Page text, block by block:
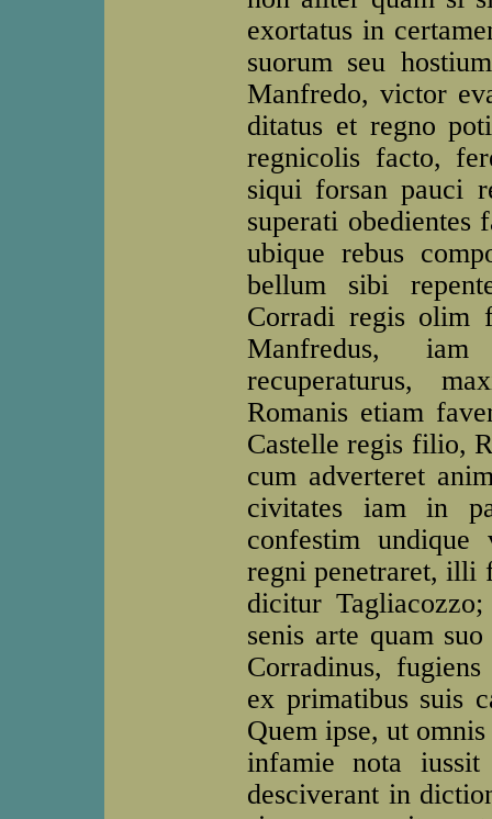
exortatus in
suorum seu
Manfredo, victor
ditatus et regno
regnicolis facto,
siqui forsan pauci
superati obedientes
ubique rebus
bellum sibi
Corradi regis olim
Manfredus,
recuperaturus,
Romanis etiam
Castelle regis filio,
cum adverteret
civitates iam in
confestim
regni penetraret, illi
dicitur
senis arte quam
Corradinus,
ex primatibus suis
Quem ipse, ut
infamie nota
desciverant in